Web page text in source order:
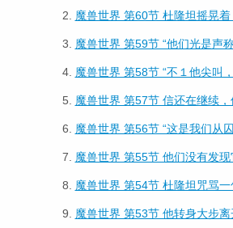
2. 魔兽世界 第60节 杜隆坦摇晃
3. 魔兽世界 第59节 “他们光是声
4. 魔兽世界 第58节 “不１他尖叫
5. 魔兽世界 第57节 信还在继续
6. 魔兽世界 第56节 “这是我们从
7. 魔兽世界 第55节 他们没有发
8. 魔兽世界 第54节 杜隆坦咒骂
9. 魔兽世界 第53节 他转身大步